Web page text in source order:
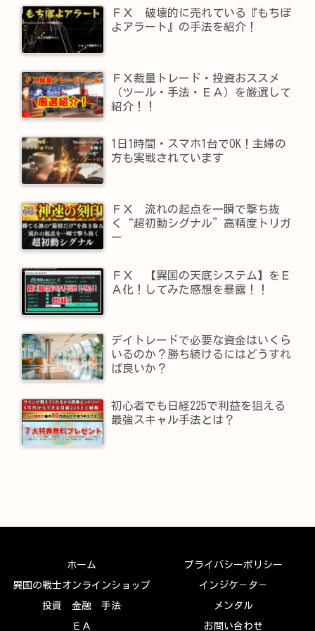
ＦＸ 破壊的に売れている『もちぽ
よアラート』の手法を紹介！
ＦＸ裁量トレード・投資おススメ
（ツール・手法・ＥＡ）を厳選して
紹介！！
1日1時間・スマホ1台でOK！主婦の
方も実戦されています
ＦＸ 流れの起点を一瞬で撃ち抜
く“超初動シグナル”高精度トリガ
ー
ＦＸ 【異国の天底システム】をＥ
Ａ化！してみた感想を暴露！！
デイトレードで必要な資金はいくら
いるのか？勝ち続けるにはどうすれ
ば良いか？
初心者でも日経225で利益を狙える
最強スキャル手法とは？
ホーム プライバシーポリシー
異国の戦士オンラインショップ インジケ－タ－
投資 金融 手法 メンタル
ＥＡ お問い合わせ